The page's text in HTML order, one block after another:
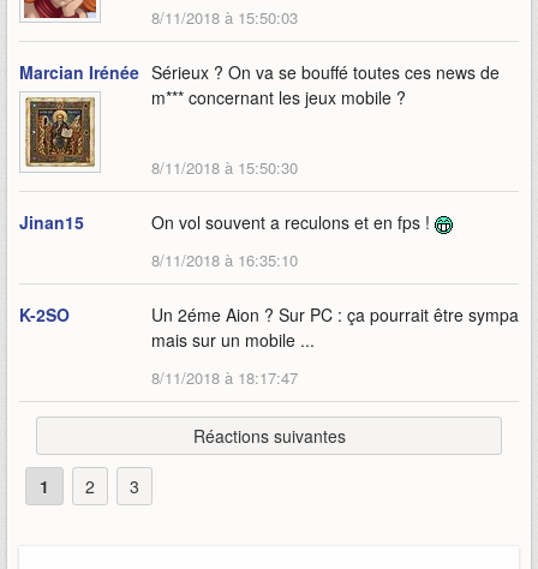
8/11/2018 à 15:50:03
Marcian Irénée Sérieux ? On va se bouffé toutes ces news de
m*** concernant les jeux mobile ?
8/11/2018 à 15:50:30
Jinan15 On vol souvent a reculons et en fps !
8/11/2018 à 16:35:10
K-2SO
Un 2éme Aion ? Sur PC : ça pourrait être sympa
mais sur un mobile ...
8/11/2018 à 18:17:47
Réactions suivantes
1 2 3